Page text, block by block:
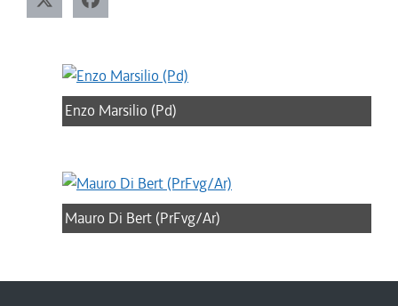
Enzo Marsilio (Pd)
Mauro Di Bert (PrFvg/Ar)